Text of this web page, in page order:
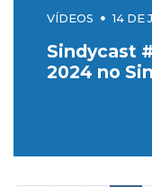
VÍDEOS 14 DE
Sindycast
2024 no